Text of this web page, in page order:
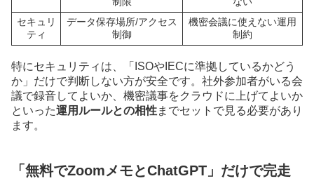
セキュリ
ティ
データ保存場所/アクセス
制御
機密会議に使えない運用
制約
特にセキュリティは、「ISOやIECに準拠しているかどう
か」だけで判断しない方が安全です。社外参加者がいる会
議で録音してよいか、機密議事をクラウドに上げてよいか
といった運用ルールとの相性までセットで見る必要があり
ます。
「無料でZoomメモとChatGPT」だけで完走